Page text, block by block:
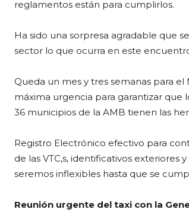
reglamentos están para cumplirlos.
Ha sido una sorpresa agradable que
sector lo que ocurra en este
Queda un mes y tres semanas para
máxima urgencia para garantizar que
36 municipios de la AMB tienen las
Registro Electrónico efectivo para
de las VTC,s, identificativos exteriores
seremos inflexibles hasta que se
Reunión urgente del taxi con la